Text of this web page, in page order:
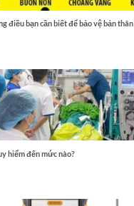
điều bạn cần biết để bảo vệ bản thân
hiểm đến mức nào?